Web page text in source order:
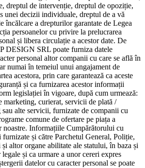
dreptul de intervenție, dreptul de opoziție,
unei decizii individuale, dreptul de a vă
încălcare a drepturilor garantate de Legea
persoanelor cu privire la prelucrarea
și libera circulație a acestor date. De
DESIGN SRL poate furniza datele
personal altor companii cu care se află în
numai în temeiul unui angajament de
acestora, prin care garantează ca aceste
și ca furnizarea acestor informații
legislației în vigoare, după cum urmează:
curierat, servicii de plată /
sau alte servicii, furnizate de companii cu
comune de ofertare pe piața a
Informațiile Cumpărătorului cu
furnizate și către Parchetul General, Poliție,
altor organe abilitate ale statului, în baza și
și ca urmare a unor cereri expres
datelor cu caracter personal se poate